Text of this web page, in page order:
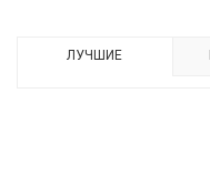
ЛУЧШИЕ